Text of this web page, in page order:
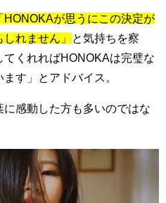
HONOKAが思うにこの決定が
れません」
と気持ちを察
くれればHONOKAは完璧な
す」とアドバイス。
感動した方も多いのではな